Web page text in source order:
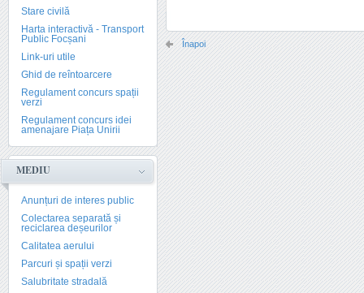
Stare civilă
Harta interactivă - Transport
Public Focșani
Link-uri utile
Ghid de reîntoarcere
Regulament concurs spații
verzi
Regulament concurs idei
amenajare Piața Unirii
MEDIU
Anunțuri de interes public
Colectarea separată și
reciclarea deșeurilor
Calitatea aerului
Parcuri și spații verzi
Salubritate stradală
Înapoi